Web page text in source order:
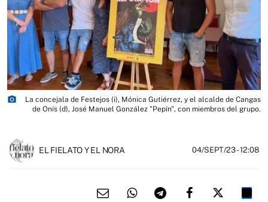
photo_camera
La concejala de Festejos (i), Mónica Gutiérrez, y el alcalde de Cangas
de Onís (d), José Manuel González "Pepín", con miembros del grupo.
EL FIELATO Y EL NORA 04/SEPT/23- 12:08